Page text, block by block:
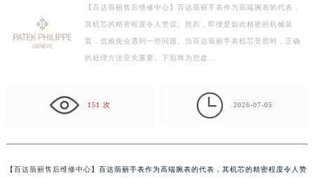
【百达翡丽售后维修中心】百达翡丽手表作为高端腕表的代表，
其机芯的精密程度令人赞叹。然而，即便是如此精密的机械装
置，也难免会遇到一些问题。当百达翡丽手表机芯受损时，正确
的处理方法至关重要。下面将为您盘…
151 次  2026-07-05
【百达翡丽售后维修中心】百达翡丽手表作为高端腕表的代表，其机芯的精密程度令人赞